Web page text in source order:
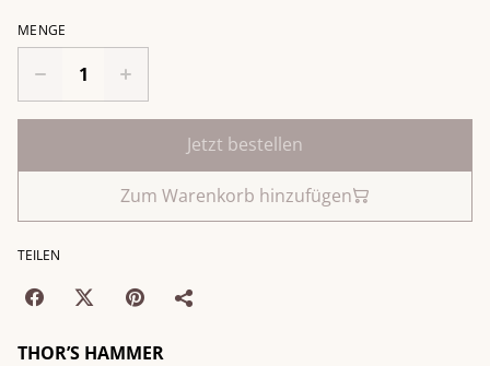
MENGE
Jetzt bestellen
Zum Warenkorb hinzufügen
TEILEN
THOR’S HAMMER